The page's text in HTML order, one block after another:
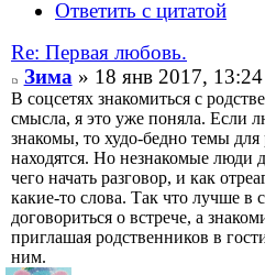
Ответить с цитатой
Re: Первая любовь.
Зима» 18 янв 2017, 13:24
В соцсетях знакомиться с
смысла, я это уже поняла. Если
знакомы, то худо-бедно темы для
находятся. Но незнакомые люди
чего начать разговор, и как
какие-то слова. Так что лучше в
договориться о встрече, а
приглашая родственников в
ним.